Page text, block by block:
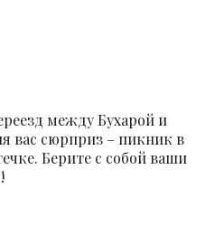
между Бухарой и
вас сюрприз – пикник в
Берите с собой ваши